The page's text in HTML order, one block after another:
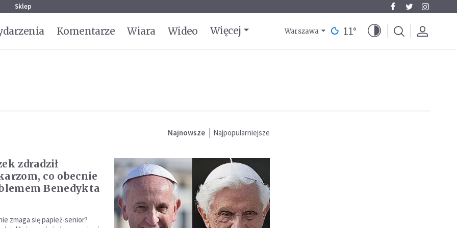
Sklep
Komentarze Wiara Wideo Więcej Warszawa 11°
Najnowsze Najpopularniejsze
zdradził
co obecnie
Benedykta
zmaga się papież-senior?